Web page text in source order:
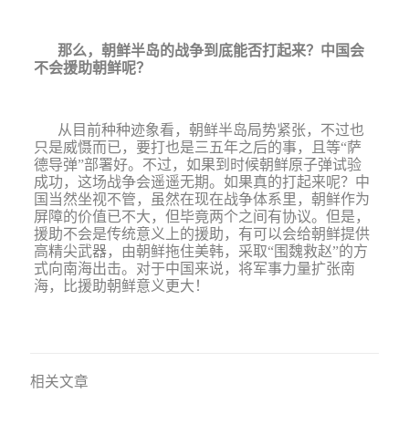
那么，朝鲜半岛的战争到底能否打起来？中国会
不会援助朝鲜呢？
从目前种种迹象看，朝鲜半岛局势紧张，不过也
只是威慑而已，要打也是三五年之后的事，且等“萨
德导弹”部署好。不过，如果到时候朝鲜原子弹试验
成功，这场战争会遥遥无期。如果真的打起来呢？中
国当然坐视不管，虽然在现在战争体系里，朝鲜作为
屏障的价值已不大，但毕竟两个之间有协议。但是，
援助不会是传统意义上的援助，有可以会给朝鲜提供
高精尖武器，由朝鲜拖住美韩，采取“围魏救赵”的方
式向南海出击。对于中国来说，将军事力量扩张南
海，比援助朝鲜意义更大！
相关文章